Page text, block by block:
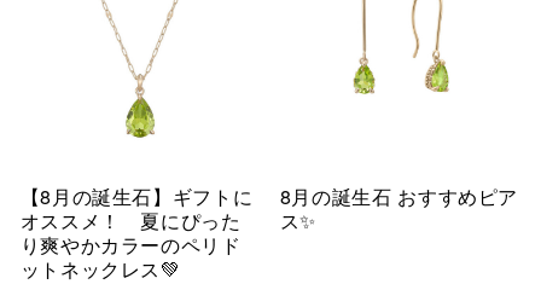
【8月の誕生石】ギフトに
オススメ！ 夏にぴった
り爽やかカラーのペリド
ットネックレス💚
8月の誕生石 おすすめピア
ス✨